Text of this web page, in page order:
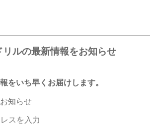
リルの最新情報をお知らせ
をいち早くお届けします。
知らせ